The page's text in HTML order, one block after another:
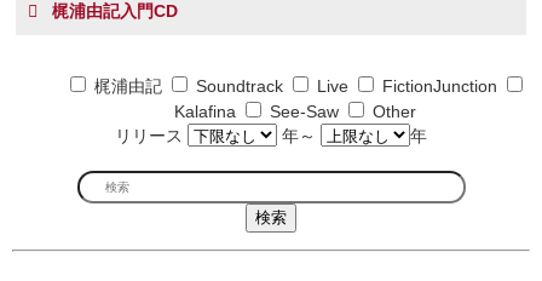
梶浦由記入門CD
梶浦由記 Soundtrack Live
FictionJunction
Kalafina
See-Saw
Other
リリース
年～ 年